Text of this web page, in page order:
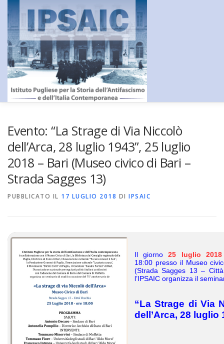
Passa
CENTRO DOCUMENTAZIONE AMMINISTRAZIONE
CONTATTI
Evento: “La Strage di Via Niccolò
dell’Arca, 28 luglio 1943”, 25 luglio
2018 – Bari (Museo civico di Bari –
Strada Sagges 13)
PUBBLICATO IL 17 LUGLIO 2018 DI IPSAIC
Il giorno25 luglio 2018
18:00 presso il Museo
(Strada Sagges 13 –
l’IPSAIC organizza il
“La Strage di Via
dell’Arca, 28 luglio